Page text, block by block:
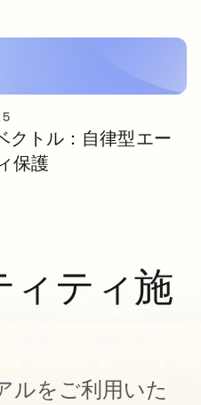
クトル：自律型エー
保護
ィティ施
ルをご利用いた